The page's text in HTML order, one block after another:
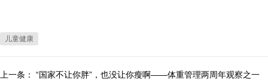
儿童健康
上一条： “国家不让你胖”，也没让你瘦啊——体重管理两周年观察之一